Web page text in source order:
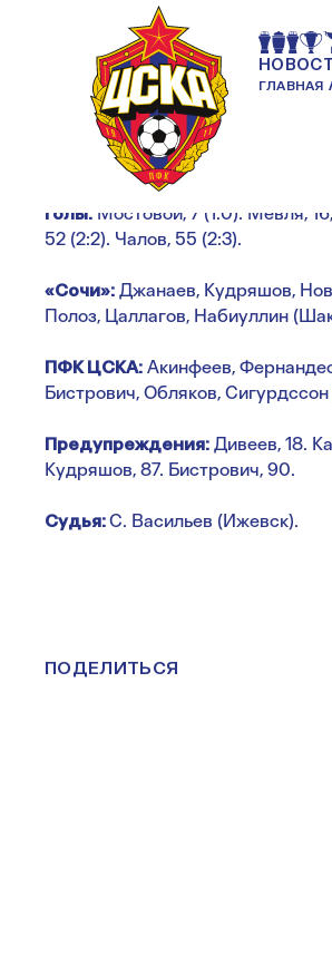
ГЛАВНАЯ
СОЧИ —
НОВОСТИ КОМАНДЫ
Голы: Мостовой, 7 (1:0). Мевля,
52 (2:2). Чалов, 55 (2:3).
«Сочи»: Джанаев, Кудряшов,
Полоз, Цаллагов, Набиуллин
ПФК ЦСКА: Акинфеев,
Бистрович, Обляков,
Предупреждения: Дивеев, 18.
Кудряшов, 87. Бистрович, 90.
Судья:С. Васильев (Ижевск).
ПОДЕЛИТЬСЯ